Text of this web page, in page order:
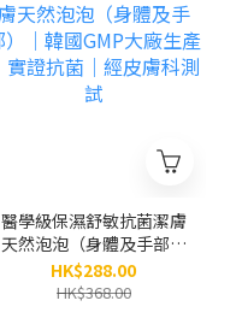
醫學級保濕舒敏抗菌潔膚
天然泡泡（身體及手部）
│韓國GMP大廠生產│實
證抗菌│經皮膚科測試
HK$288.00
HK$368.00